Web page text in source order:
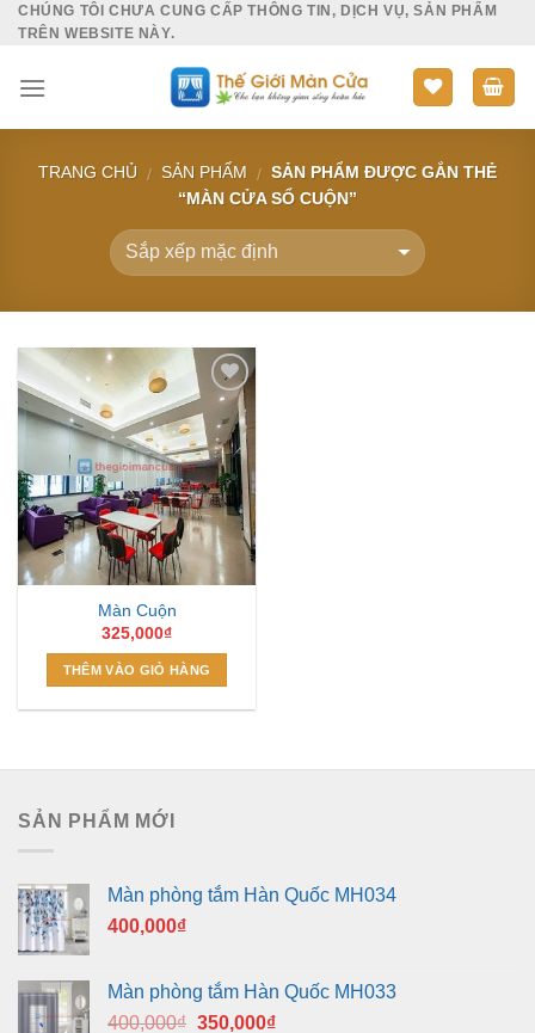
SkipCHÚNG TÔI CHƯA CUNG CẤP THÔNG TIN, DỊCH VỤ, SẢN PHẨM
TRÊN WEBSITE NÀY.
TRANG CHỦ / SẢN PHẨM / SẢN PHẨM ĐƯỢC GẮN THẺ
“MÀN CỬA SỔ CUỘN”
Add to
Wishlist
Màn Cuộn
325,000₫
THÊM VÀO GIỎ HÀNG
SẢN PHẨM MỚI
Màn phòng tắm Hàn Quốc MH034
400,000₫
Màn phòng tắm Hàn Quốc MH033
400,000₫ Giá
350,000₫Giá